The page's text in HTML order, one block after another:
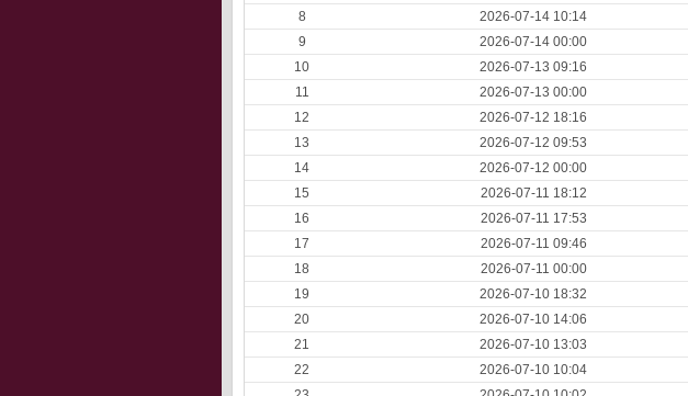
8
2026-07-14 10:14
9
2026-07-14 00:00
10
2026-07-13 09:16
11
2026-07-13 00:00
12
2026-07-12 18:16
13
2026-07-12 09:53
14
2026-07-12 00:00
15
2026-07-11 18:12
16
2026-07-11 17:53
17
2026-07-11 09:46
18
2026-07-11 00:00
19
2026-07-10 18:32
20
2026-07-10 14:06
21
2026-07-10 13:03
22
2026-07-10 10:04